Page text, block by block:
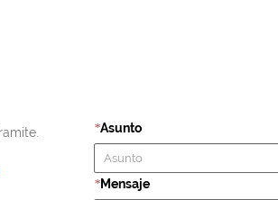
*Asunto
* Mensaje